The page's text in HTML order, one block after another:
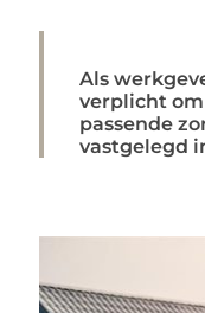
Als
verplicht
passende
vastgelegd